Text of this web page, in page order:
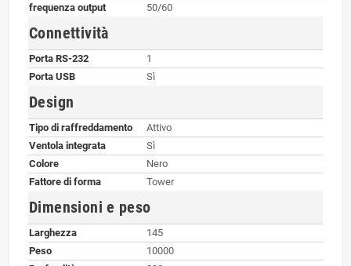
frequenza output
50/60
Connettività
Porta RS-232
1
Porta USB
Sì
Design
Tipo di raffreddamento
Attivo
Ventola integrata
Sì
Colore
Nero
Fattore di forma
Tower
Dimensioni e peso
Larghezza
145
Peso
10000